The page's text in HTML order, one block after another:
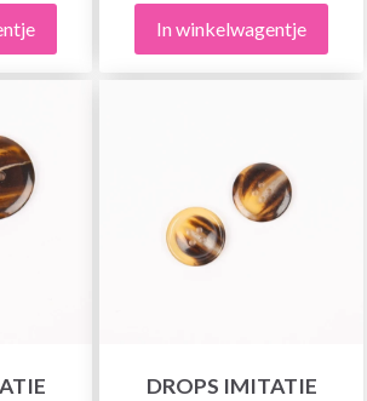
In winkelwagentje
DROPS IMITATIE